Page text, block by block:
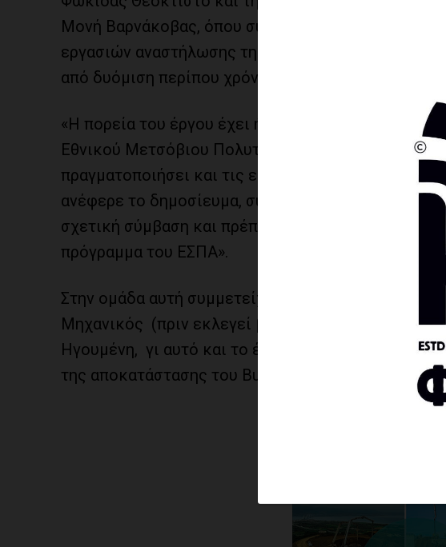
Μονή Βαρνάκοβας, όπου συζήτησαν εκτενώς με
εργασιών αναστήλωσης της Μονής που ως γνωστόν
από δυόμιση περίπου χρόνια.
«Η πορεία του έργου έχει ήδη καθυστερήσει
Εθνικού Μετσόβιου Πολυτεχνείου με επικεφαλής
πραγματοποιήσει και τις εργασίες αναστήλωσης
ανέφερε το δημοσίευμα, συνεχίζοντας: «Ήδη από
σχετική σύμβαση και πρέπει άμεσα να προχωρήσει
πρόγραμμα του ΕΣΠΑ».
Στην ομάδα αυτή συμμετείχε και η βουλευτής
Μηχανικός (πριν εκλεγεί βουλευτής) αλλά και της
Ηγουμένη, γι αυτό και το έντονο ενδιαφέρων της.
της αποκατάστασης του Βυζαντινού Ναού του Αϊ